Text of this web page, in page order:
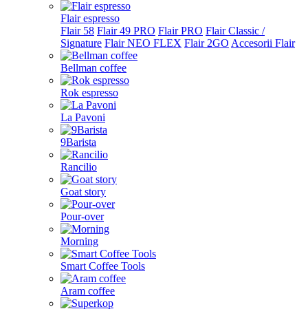
Flair espresso
Flair 58 Flair 49 PRO Flair PRO Flair Classic /
Signature Flair NEO FLEX Flair 2GO Accesorii Flair
Bellman coffee
Rok espresso
La Pavoni
9Barista
Rancilio
Goat story
Pour-over
Morning
Smart Coffee Tools
Aram coffee